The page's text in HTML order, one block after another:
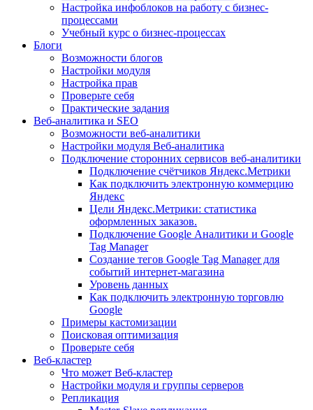
Настройка инфоблоков на работу с бизнес-
процессами
Учебный курс о бизнес-процессах
Блоги
Возможности блогов
Настройки модуля
Настройка прав
Проверьте себя
Практические задания
Веб-аналитика и SEO
Возможности веб-аналитики
Настройки модуля Веб-аналитика
Подключение сторонних сервисов веб-аналитики
Подключение счётчиков Яндекс.Метрики
Как подключить электронную коммерцию
Яндекс
Цели Яндекс.Метрики: статистика
оформленных заказов.
Подключение Google Аналитики и Google
Tag Manager
Создание тегов Google Tag Manager для
событий интернет-магазина
Уровень данных
Как подключить электронную торговлю
Google
Примеры кастомизации
Поисковая оптимизация
Проверьте себя
Веб-кластер
Что может Веб-кластер
Настройки модуля и группы серверов
Репликация